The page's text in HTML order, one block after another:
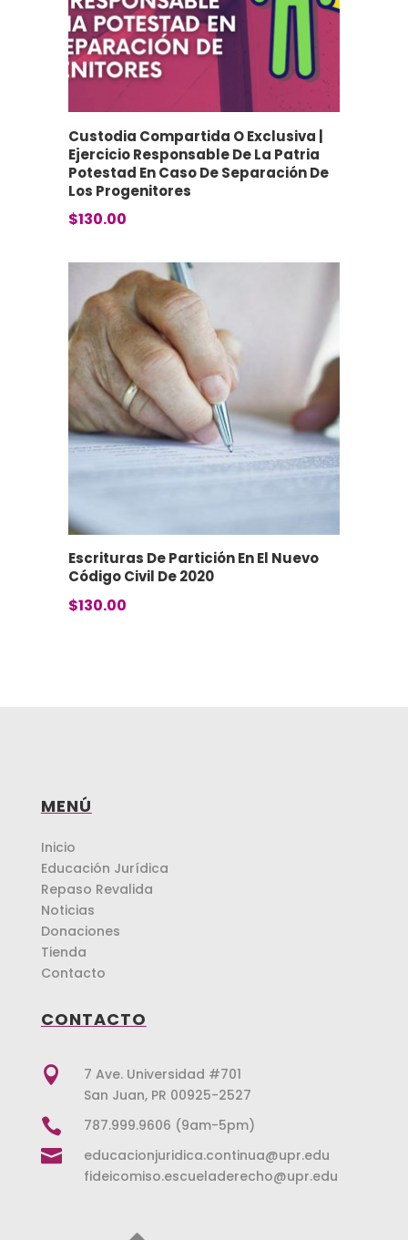
Custodia Compartida O Exclusiva |
Ejercicio Responsable De La Patria
Potestad En Caso De Separación De
Los Progenitores
$130.00
Escrituras De Partición En El Nuevo
Código Civil De 2020
$130.00
MENÚ
Inicio
Educación Jurídica
Repaso Revalida
Noticias
Donaciones
Tienda
Contacto
CONTACTO

7 Ave. Universidad #701
San Juan, PR 00925-2527
 787.999.9606 (9am-5pm)

educacionjuridica.continua@upr.edu
fideicomiso.escueladerecho@upr.edu